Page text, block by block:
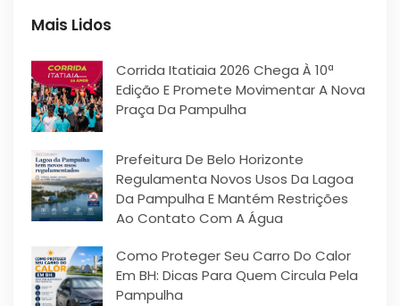
Mais Lidos
Corrida Itatiaia 2026 Chega À 10ª
Edição E Promete Movimentar A Nova
Praça Da Pampulha
Prefeitura De Belo Horizonte
Regulamenta Novos Usos Da Lagoa
Da Pampulha E Mantém Restrições
Ao Contato Com A Água
Como Proteger Seu Carro Do Calor
Em BH: Dicas Para Quem Circula Pela
Pampulha